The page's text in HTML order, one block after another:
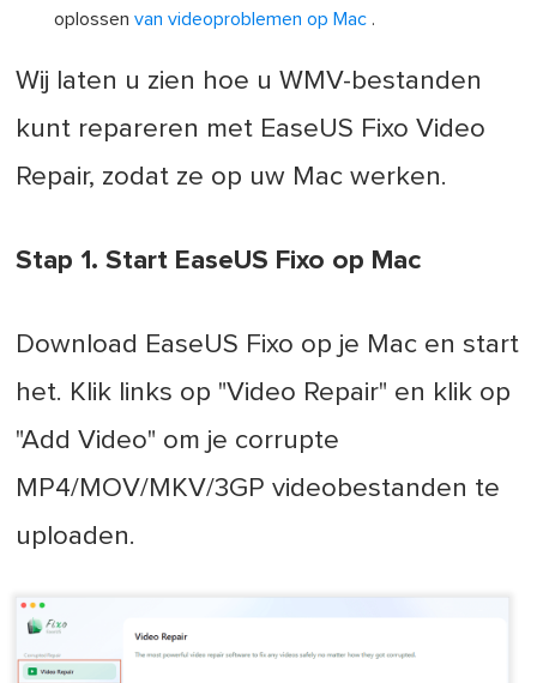
oplossenvan videoproblemen op Mac .
Wij laten u zien hoe u WMV-bestanden
kunt repareren met EaseUS Fixo Video
Repair, zodat ze op uw Mac werken.
Stap 1. Start EaseUS Fixo op Mac
Download EaseUS Fixo op je Mac en start
het. Klik links op "Video Repair" en klik op
"Add Video" om je corrupte
MP4/MOV/MKV/3GP videobestanden te
uploaden.